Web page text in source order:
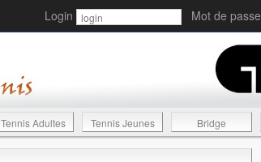
Login Mot de passe
Tennis Adultes Tennis Jeunes Bridge